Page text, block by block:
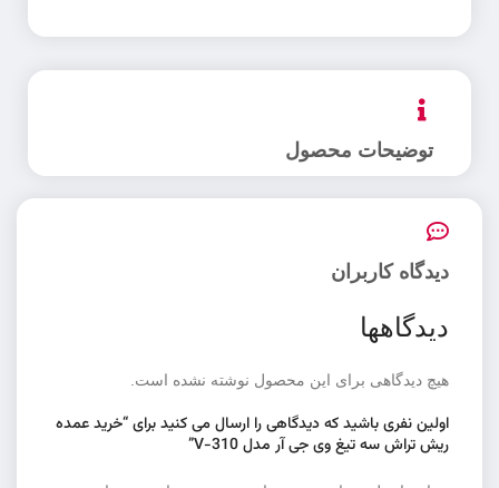
توضیحات محصول
دیدگاه کاربران
دیدگاهها
هیچ دیدگاهی برای این محصول نوشته نشده است.
اولین نفری باشید که دیدگاهی را ارسال می کنید برای “خرید عمده
ریش تراش سه تیغ وی جی آر مدل V-310”